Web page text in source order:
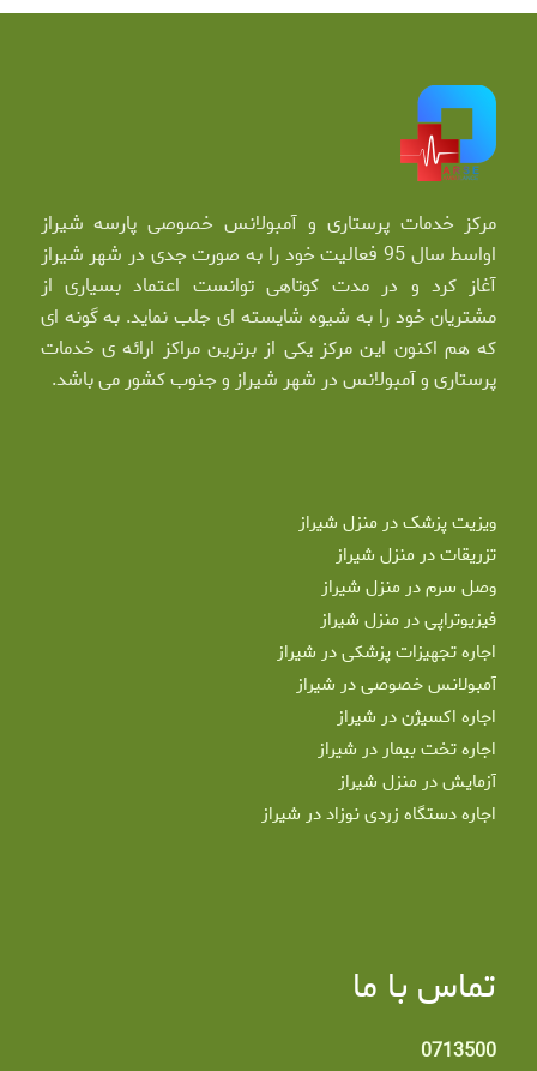
مرکز خدمات پرستاری و آمبولانس خصوصی پارسه شیراز
اواسط سال 95 فعالیت خود را به صورت جدی در شهر شیراز
آغاز کرد و در مدت کوتاهی توانست اعتماد بسیاری از
مشتریان خود را به شیوه شایسته ای جلب نماید. به گونه ای
که هم اکنون این مرکز یکی از برترین مراکز ارائه ی خدمات
پرستاری و آمبولانس در شهر شیراز و جنوب کشور می باشد.
ویزیت پزشک در منزل شیراز
تزریقات در منزل شیراز
وصل سرم در منزل شیراز
فیزیوتراپی در منزل شیراز
اجاره تجهیزات پزشکی در شیراز
آمبولانس خصوصی در شیراز
اجاره اکسیژن در شیراز
اجاره تخت بیمار در شیراز
آزمایش در منزل شیراز
اجاره دستگاه زردی نوزاد در شیراز
تماس با ما
0713500